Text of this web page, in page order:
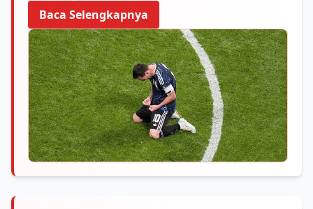
Baca Selengkapnya